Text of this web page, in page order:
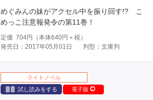
めぐみんの妹がアクセル中を振り回す!? こ
めっこ注意報発令の第11巻！
定価 704円（本体640円＋税）
発売日：2017年05月01日
判型：文庫判
ライトノベル
試し読みをする
電子版